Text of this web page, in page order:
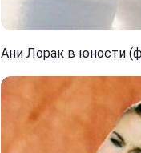
Ани Лорак в юности